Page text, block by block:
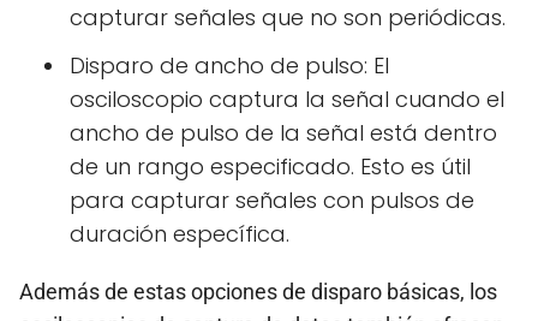
capturar señales que no son periódicas.
Disparo de ancho de pulso: El
osciloscopio captura la señal cuando el
ancho de pulso de la señal está dentro
de un rango especificado. Esto es útil
para capturar señales con pulsos de
duración específica.
Además de estas opciones de disparo básicas, los